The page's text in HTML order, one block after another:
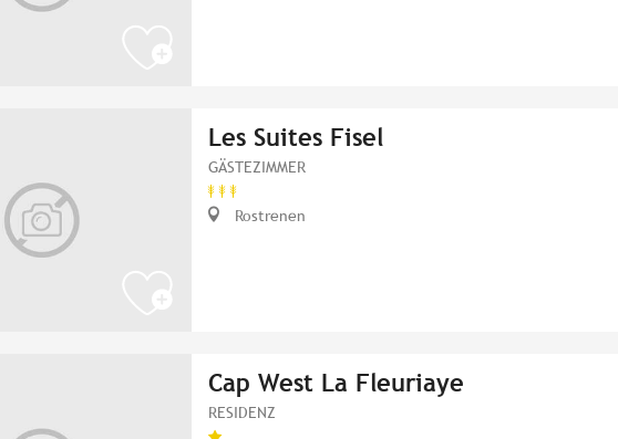
Les Suites Fisel
GÄSTEZIMMER
Rostrenen
Cap West La Fleuriaye
RESIDENZ